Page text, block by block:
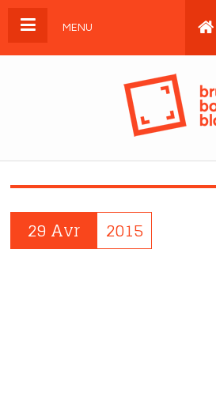
MENU
29 Avr 2015